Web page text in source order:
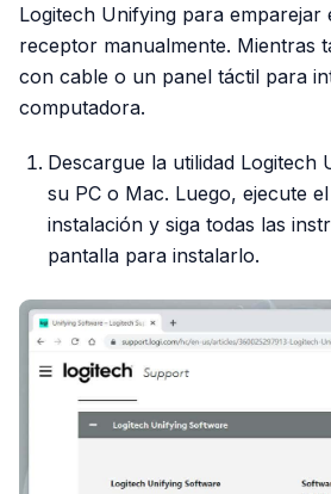
Logitech Unifying para emparejar
receptor manualmente. Mientras
con cable o un panel táctil para
computadora.
Descargue la utilidad Logitech
su PC o Mac. Luego, ejecute
instalación y siga todas las
pantalla para instalarlo.